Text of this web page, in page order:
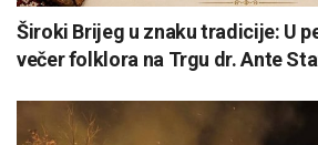
Široki Brijeg u znaku tradicije: U
večer folklora na Trgu dr. Ante